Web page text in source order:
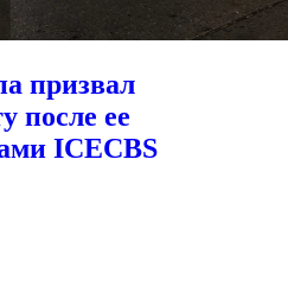
призвал
после ее
ICECBS